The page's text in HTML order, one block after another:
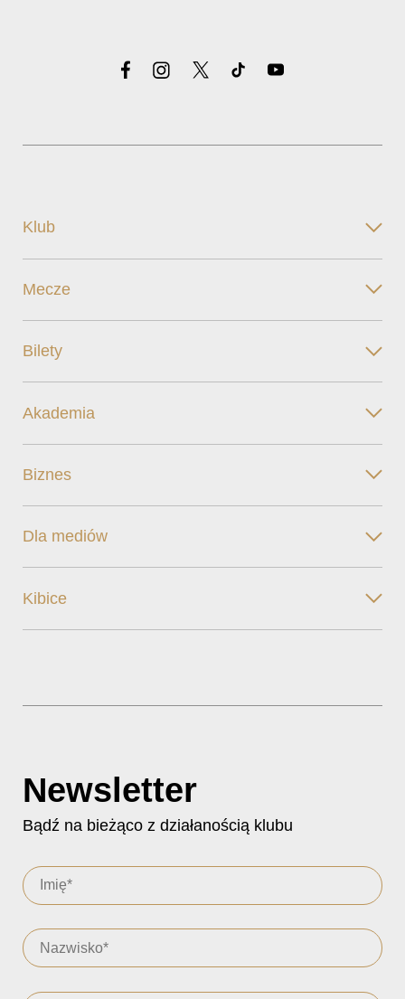
Klub
Mecze
Bilety
Akademia
Biznes
Dla mediów
Kibice
Newsletter
Bądź na bieżąco z działanością klubu